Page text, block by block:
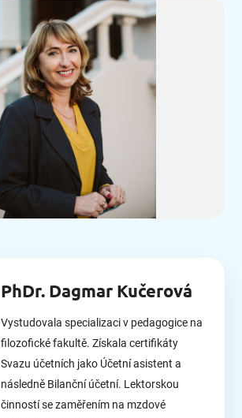
PhDr. Dagmar Kučerová
Vystudovala specializaci v pedagogice na
filozofické fakultě. Získala certifikáty
Svazu účetních jako Účetní asistent a
následně Bilanční účetní. Lektorskou
činností se zaměřením na mzdové